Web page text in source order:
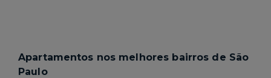
Apartamentos nos melhores bairros de São
Paulo